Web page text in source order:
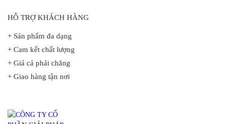
HỖ TRỢ KHÁCH HÀNG
+ Sản phẩm đa dạng
+ Cam kết chất lượng
+ Giá cả phải chăng
+ Giao hàng tận nơi